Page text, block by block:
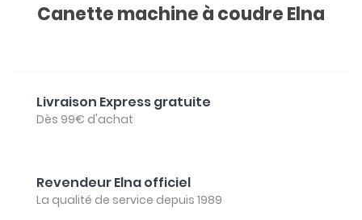
Canette machine à coudre Elna
Livraison Express gratuite
Dès 99€ d'achat
Revendeur Elna officiel
La qualité de service depuis 1989